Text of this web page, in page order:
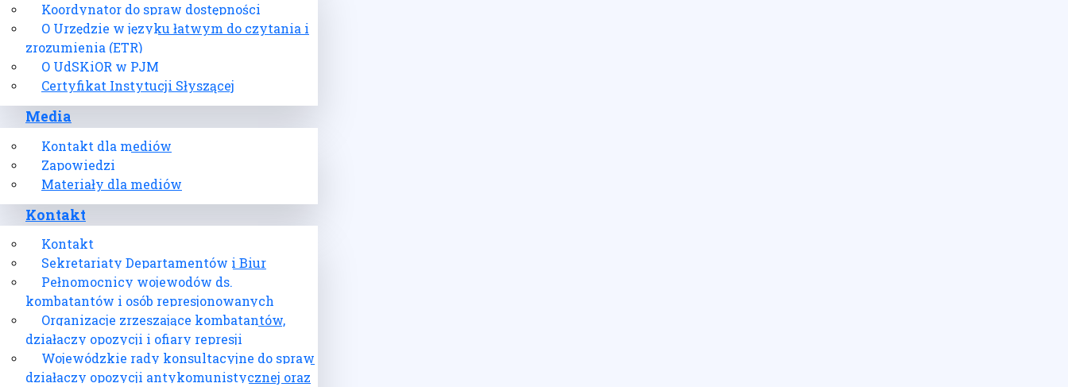
Koordynator do spraw dostępności
O Urzędzie w języku łatwym do czytania i
zrozumienia (ETR)
O UdSKiOR w PJM
Certyfikat Instytucji Słyszącej
Media
Kontakt dla mediów
Zapowiedzi
Materiały dla mediów
Kontakt
Kontakt
Sekretariaty Departamentów i Biur
Pełnomocnicy wojewodów ds.
kombatantów i osób represjonowanych
Organizacje zrzeszające kombatantów,
działaczy opozycji i ofiary represji
Wojewódzkie rady konsultacyjne do spraw
działaczy opozycji antykomunistycznej oraz